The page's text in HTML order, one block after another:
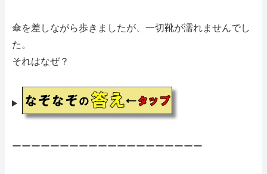
傘を差しながら歩きましたが、一切靴が濡れませんでし
た。
それはなぜ？
ーーーーーーーーーーーーーーーーーーーー